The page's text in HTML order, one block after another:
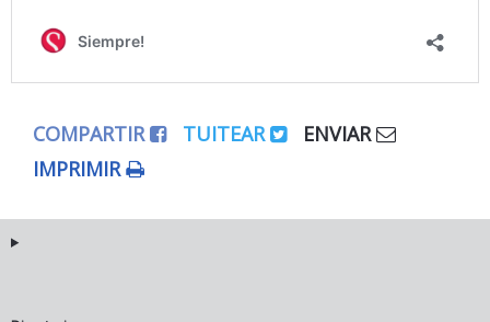
COMPARTIR TUITEAR
ENVIAR
IMPRIMIR